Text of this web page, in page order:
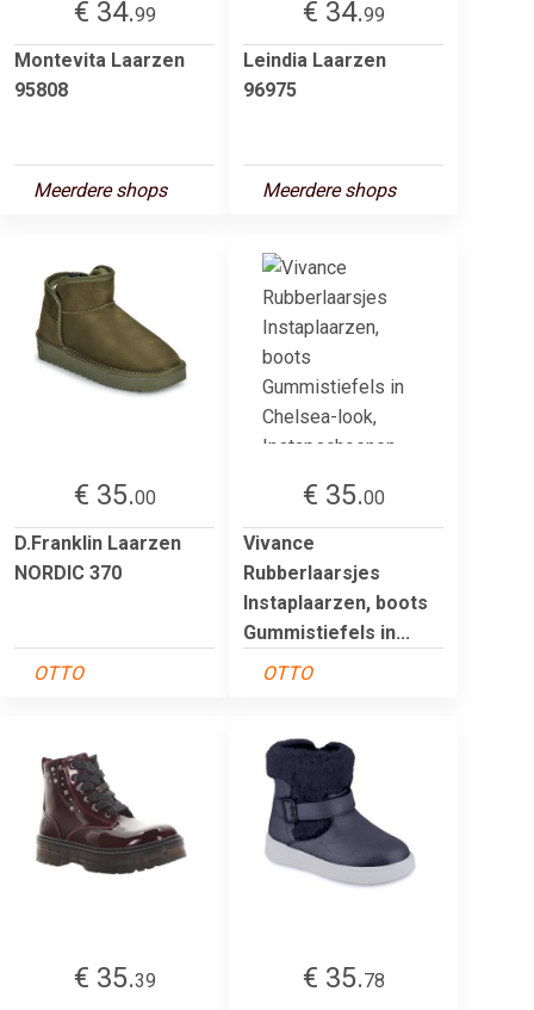
€ 34.99
Montevita Laarzen
95808
Meerdere shops
€ 34.99
Leindia Laarzen
96975
Meerdere shops
€ 35.00
D.Franklin Laarzen
NORDIC 370
OTTO
€ 35.00
Vivance
Rubberlaarsjes
Instaplaarzen, boots
Gummistiefels in...
OTTO
€ 35.39
€ 35.78